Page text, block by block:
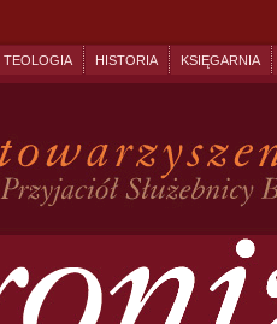
TEOLOGIA HISTORIA KSIĘGARNIA